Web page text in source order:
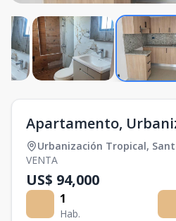
Apartamento,
Urbanización Tropical,
VENTA
US$ 94,000
1
Hab.